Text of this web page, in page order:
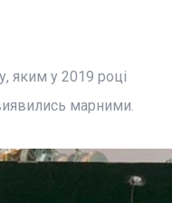
яким у 2019 році
марними.